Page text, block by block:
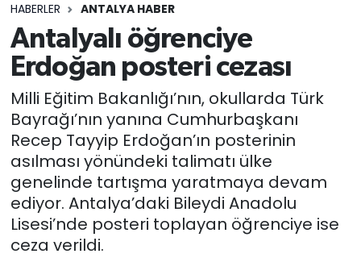
HABERLER ANTALYA HABER
Antalyalı öğrenciye
Erdoğan posteri cezası
Milli Eğitim Bakanlığı’nın, okullarda Türk
Bayrağı’nın yanına Cumhurbaşkanı
Recep Tayyip Erdoğan’ın posterinin
asılması yönündeki talimatı ülke
genelinde tartışma yaratmaya devam
ediyor. Antalya’daki Bileydi Anadolu
Lisesi’nde posteri toplayan öğrenciye ise
ceza verildi.
Ekonomi
Video
Eğitim
Kültür-sanat
Sağlık
Spor
Eğitim
Ekonomi
Kültür-sanat
Sağlık
Spor
Teknoloji
Süper Lig Puan Durumu ve Fikstür
Tüm Manşetler
Son Dakika Haberleri
Haber Arşivi